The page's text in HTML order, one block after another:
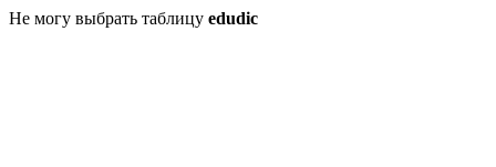
Не могу выбрать таблицу edudic